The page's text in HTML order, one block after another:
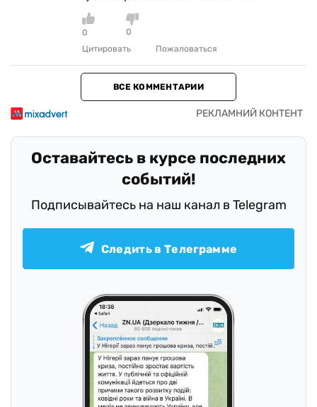
0
0
Цитировать
Пожаловаться
ВСЕ КОММЕНТАРИИ
Оставайтесь в курсе последних
событий!
Подписывайтесь на наш канал в Telegram
Следить в Телеграмме